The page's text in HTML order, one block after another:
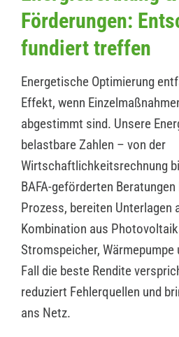
Förderungen:
fundiert treffen
Energetische Optimierung
Effekt, wenn
abgestimmt sind. Unsere
belastbare Zahlen – von der
Wirtschaftlichkeitsrechnung
BAFA-geförderten
Prozess, bereiten Unterlagen
Kombination aus
Stromspeicher, Wärmepumpe
Fall die beste Rendite
reduziert Fehlerquellen und
ans Netz.